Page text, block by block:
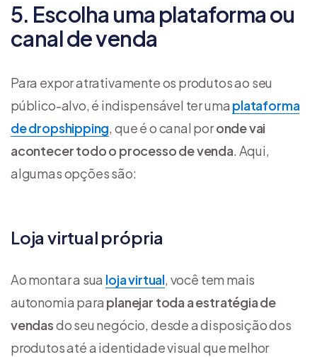
5. Escolha uma plataforma ou
canal de venda
Para expor atrativamente os produtos ao seu
público-alvo, é indispensável ter uma plataforma
de dropshipping, que é o canal poronde vai
acontecer todo o processo de venda. Aqui,
algumas opções são:
Loja virtual própria
Ao montar a sua loja virtual, você tem mais
autonomia para planejar toda a estratégia de
vendasdo seu negócio, desde a disposição dos
produtos até a identidade visual que melhor